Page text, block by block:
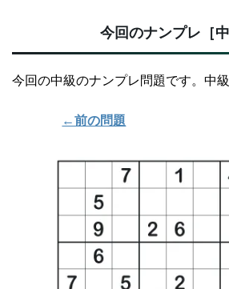
今回のナンプレ［中
今回の中級のナンプレ問題です。中級
←前の問題